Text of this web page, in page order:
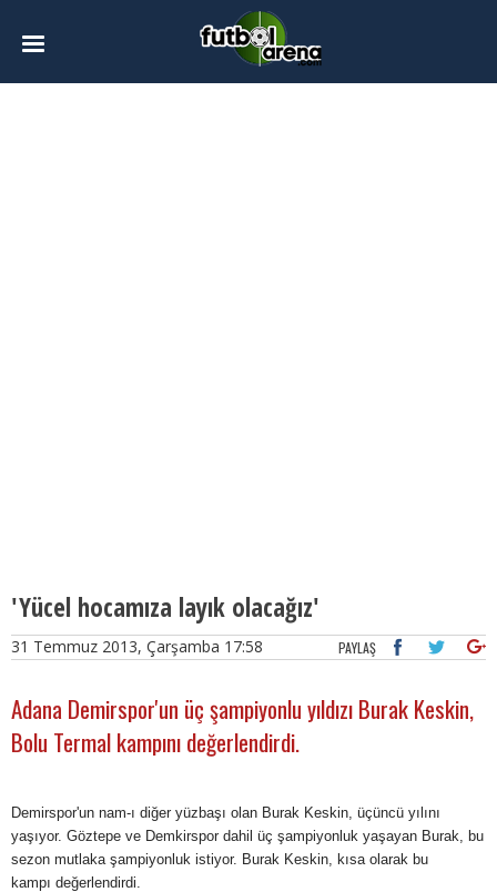
'Yücel hocamıza layık olacağız'
31 Temmuz 2013, Çarşamba 17:58 PAYLAŞ
Adana Demirspor'un üç şampiyonlu yıldızı Burak Keskin,
Bolu Termal kampını değerlendirdi.
Demirspor'un nam-ı diğer yüzbaşı olan Burak Keskin, üçüncü yılını
yaşıyor. Göztepe ve Demkirspor dahil üç şampiyonluk yaşayan Burak, bu
sezon mutlaka şampiyonluk istiyor. Burak Keskin, kısa olarak bu
kampı değerlendirdi.